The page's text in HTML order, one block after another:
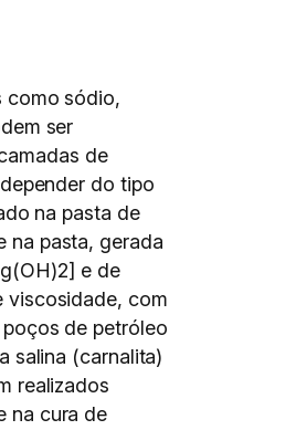
como sódio,
ser
de
do tipo
na pasta de
na pasta, gerada
e de
viscosidade, com
de petróleo
salina (carnalita)
realizados
na cura de